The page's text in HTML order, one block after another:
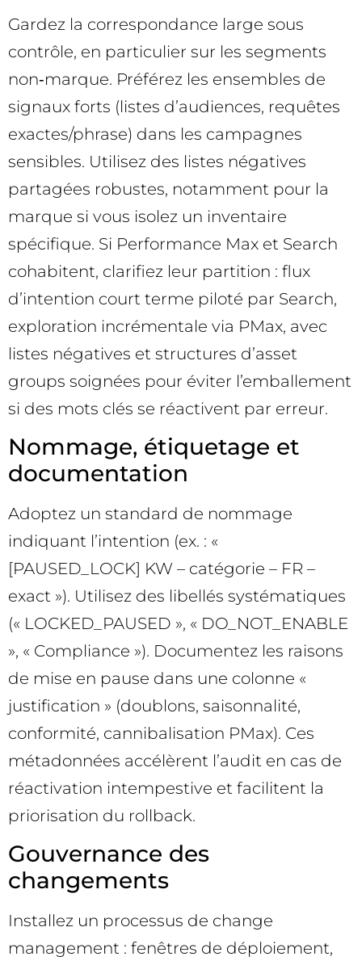
Gardez la correspondance large sous
contrôle, en particulier sur les segments
non‑marque. Préférez les ensembles de
signaux forts (listes d’audiences, requêtes
exactes/phrase) dans les campagnes
sensibles. Utilisez des listes négatives
partagées robustes, notamment pour la
marque si vous isolez un inventaire
spécifique. Si Performance Max et Search
cohabitent, clarifiez leur partition : flux
d’intention court terme piloté par Search,
exploration incrémentale via PMax, avec
listes négatives et structures d’asset
groups soignées pour éviter l’emballement
si des mots clés se réactivent par erreur.
Nommage, étiquetage et
documentation
Adoptez un standard de nommage
indiquant l’intention (ex. : «
[PAUSED_LOCK] KW – catégorie – FR –
exact »). Utilisez des libellés systématiques
(« LOCKED_PAUSED », « DO_NOT_ENABLE
», « Compliance »). Documentez les raisons
de mise en pause dans une colonne «
justification » (doublons, saisonnalité,
conformité, cannibalisation PMax). Ces
métadonnées accélèrent l’audit en cas de
réactivation intempestive et facilitent la
priorisation du rollback.
Gouvernance des
changements
Installez un processus de change
management : fenêtres de déploiement,